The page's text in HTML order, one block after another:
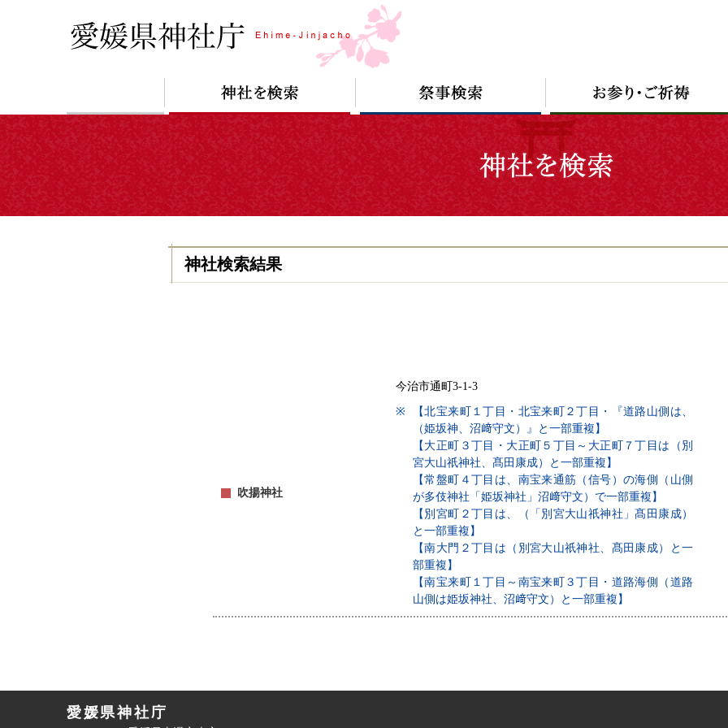
神社検索結果
吹揚神社
今治市通町3-1-3
※
【北宝来町１丁目・北宝来町２丁目・『道路山側は、
（姫坂神、沼﨑守文）』と一部重複】
【大正町３丁目・大正町５丁目～大正町７丁目は（別
宮大山祇神社、髙田康成）と一部重複】
【常盤町４丁目は、南宝来通筋（信号）の海側（山側
が多伎神社「姫坂神社」沼﨑守文）で一部重複】
【別宮町２丁目は、（「別宮大山祇神社」髙田康成）
と一部重複】
【南大門２丁目は（別宮大山祇神社、髙田康成）と一
部重複】
【南宝来町１丁目～南宝来町３丁目・道路海側（道路
山側は姫坂神社、沼﨑守文）と一部重複】
愛媛県神社庁